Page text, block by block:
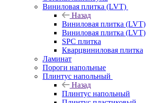
Виниловая плитка (LVT)
Назад
Виниловая плитка (LVT)
Виниловая плитка (LVT)
SPC плитка
Кварцвиниловая плитка
Ламинат
Пороги напольные
Плинтус напольный
Назад
Плинтус напольный